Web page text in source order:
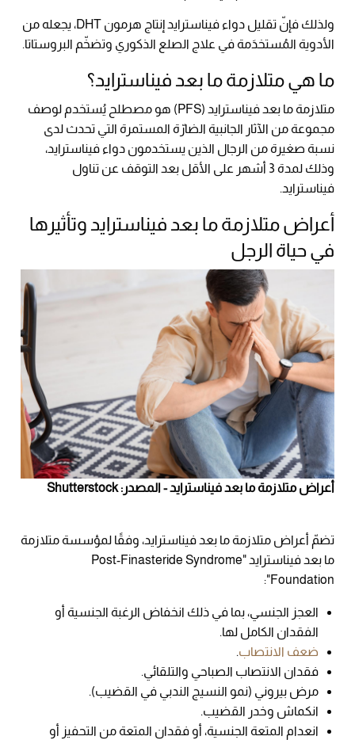
ولذلك فإنّ تقليل دواء فيناسترايد إنتاج هرمون DHT، يجعله من
الأدوية المُستخدَمة في علاج الصلع الذكوري وتضخّم البروستاتا.
ما هي متلازمة ما بعد فيناسترايد؟
متلازمة ما بعد فيناسترايد (PFS) هو مصطلح يُستخدم لوصف
مجموعة من الآثار الجانبية الضارّة المستمرة التي تحدث لدى
نسبة صغيرة من الرجال الذين يستخدمون دواء فيناسترايد،
وذلك لمدة 3 أشهر على الأقل بعد التوقف عن تناول
فيناسترايد.
أعراض متلازمة ما بعد فيناسترايد وتأثيرها
في حياة الرجل
أعراض متلازمة ما بعد فيناسترايد - المصدر: Shutterstock
تضمّ أعراض متلازمة ما بعد فيناسترايد، وفقًا لمؤسسة متلازمة
ما بعد فيناسترايد "Post-Finasteride Syndrome
Foundation":
العجز الجنسي، بما في ذلك انخفاض الرغبة الجنسية أو
الفقدان الكامل لها.
ضعف الانتصاب.
فقدان الانتصاب الصباحي والتلقائي.
مرض بيروني (نمو النسيج الندبي في القضيب).
انكماش وخدر القضيب.
انعدام المتعة الجنسية، أو فقدان المتعة من التحفيز أو